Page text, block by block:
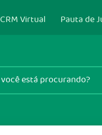
CRM Virtual Pauta de